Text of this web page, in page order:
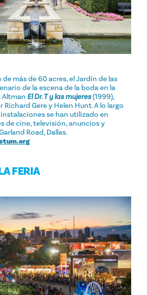
más de 60 acres, el Jardín de las
de la escena de la boda en la
Altman El Dr. T y las mujeres(1999),
Gere y Helen Hunt. A lo largo
se han utilizado en
de cine, televisión, anuncios y
Road, Dallas.
FERIA